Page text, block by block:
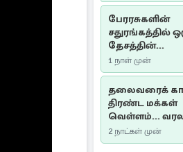
பேரவலம்
பேரரசுகளின்
சதுரங்கத்தில்
தேசத்தின்
தீர்க்கதரிசனம் :
சுதுமலை
ஒரு வரலாற்றுப்
1 நாள் முன்
தலைவரைக்
திரண்ட மக்கள்
வெள்ளம்...
சிறப்புமிக்க
பிரகடனம்…
2 நாட்கள் முன்